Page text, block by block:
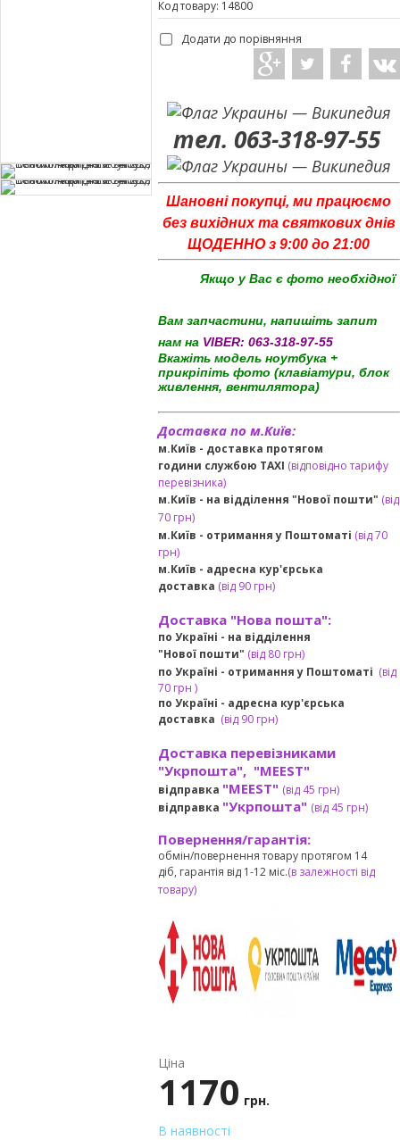
Код товару: 14800
Додати до порівняння
тел. 063-318-97-55
Шановні покупці, ми працюємо
без вихідних та святкових днів
ЩОДЕННО з 9:00 до 21:00
Якщо у Вас є фото необхідної
Вам запчастини, напишіть запит
нам на VIBER: 063-318-97-55
Вкажіть модель ноутбука +
прикріпіть фото (клавіатури, блок
живлення, вентилятора)
Доставка по м.Київ:
м.Київ - доставка протягом
години службою TAXI (відповідно тарифу
перевізника)
м.Київ - на відділення "Нової пошти" (від
70 грн)
м.Київ - отримання у Поштоматі (від 70
грн)
м.Київ - адресна кур'єрська
доставка (від90 грн)
Доставка "Нова пошта":
по Україні - на відділення
"Нової пошти" (від 80 грн)
по Україні - отримання у Поштоматі (від
70 грн )
по Україні - адресна кур'єрська
доставка (від90 грн)
Доставка перевізниками
"Укрпошта", "MEEST"
відправка "MEEST" (від 45 грн)
відправка "Укрпошта" (від 45 грн)
Повернення/гарантія:
обмін/повернення товару протягом 14
діб, гарантія від 1-12 міс.(в залежності від
товару)
Ціна
1170 грн.
В наявності